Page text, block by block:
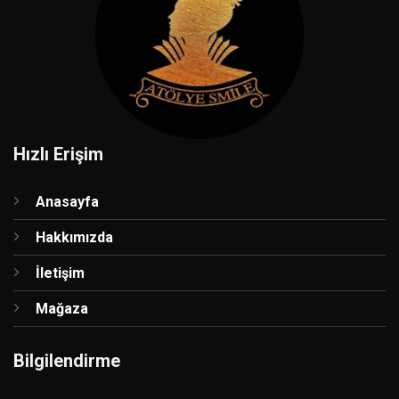
Hızlı Erişim
Anasayfa
Hakkımızda
İletişim
Mağaza
Bilgilendirme